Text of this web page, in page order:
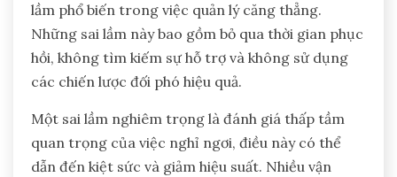
lầm phổ biến trong việc quản lý căng thẳng.
Những sai lầm này bao gồm bỏ qua thời gian phục
hồi, không tìm kiếm sự hỗ trợ và không sử dụng
các chiến lược đối phó hiệu quả.
Một sai lầm nghiêm trọng là đánh giá thấp tầm
quan trọng của việc nghỉ ngơi, điều này có thể
dẫn đến kiệt sức và giảm hiệu suất. Nhiều vận